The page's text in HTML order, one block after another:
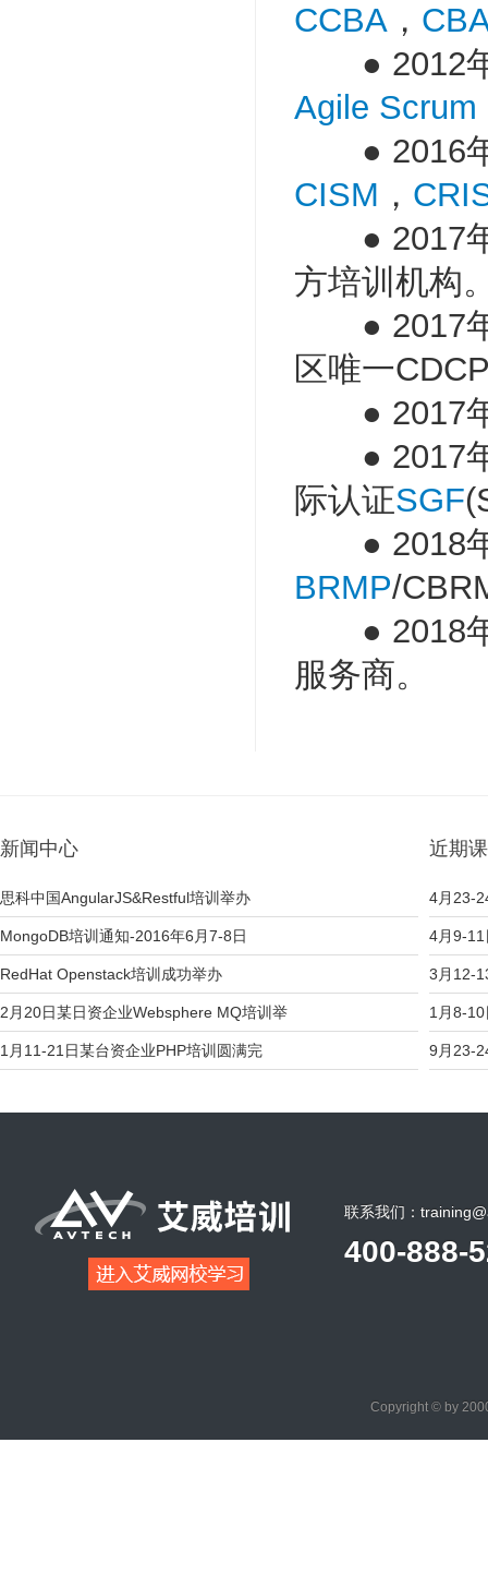
CCBA ，
● 2012年
Agile Scrum
● 2016年
CISM ，
● 2017年
方培训机构
● 2017年
区唯一
● 2017年
● 2017年
际认证SGF
● 2018年
BRMP/
● 2018年
服务商。
新闻中心
思科中国AngularJS&Restful培训举办
MongoDB培训通知-2016年6月7-8日
RedHat Openstack培训成功举办
2月20日某日资企业Websphere MQ培训举
1月11-21日某台资企业PHP培训圆满完
近期
4月23-
4月9-11
3月12-
1月8-
9月23-
联系我们：
400-888-
Copyright © by